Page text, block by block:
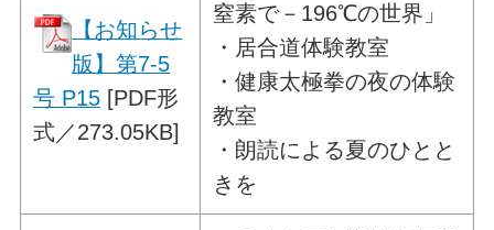
【お知らせ
版】第7-5
号 P15 [PDF形
式／273.05KB]
窒素で－196℃の世界」
・居合道体験教室
・健康太極拳の夜の体験
教室
・朗読による夏のひとと
きを